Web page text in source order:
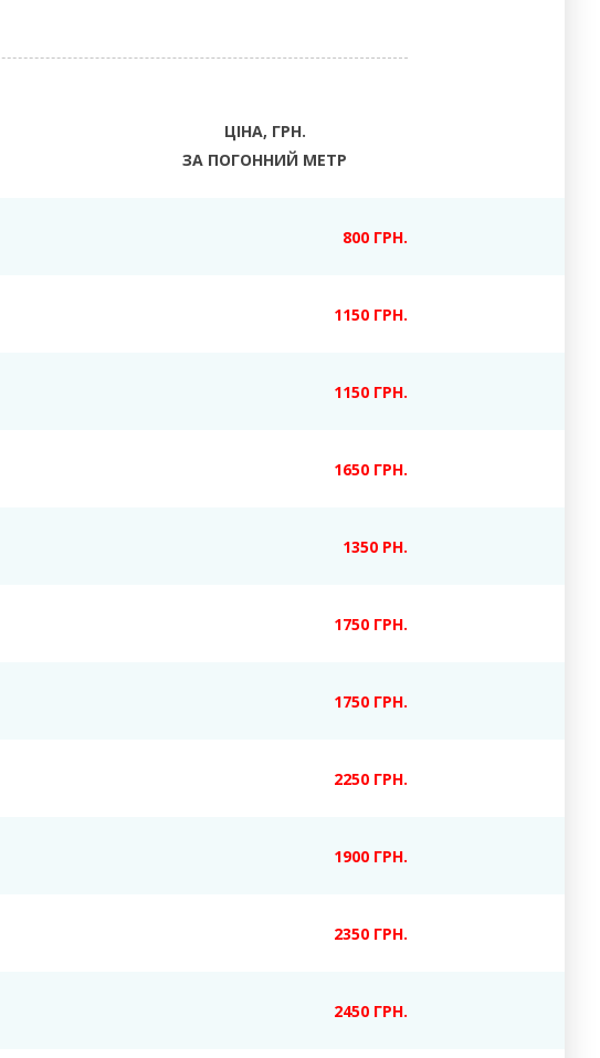
ЦІНА, ГРН.
ЗА ПОГОННИЙ МЕТР
800 ГРН.
1150 ГРН.
1150 ГРН.
1650 ГРН.
1350 РН.
1750 ГРН.
1750 ГРН.
2250 ГРН.
1900 ГРН.
2350 ГРН.
2450 ГРН.